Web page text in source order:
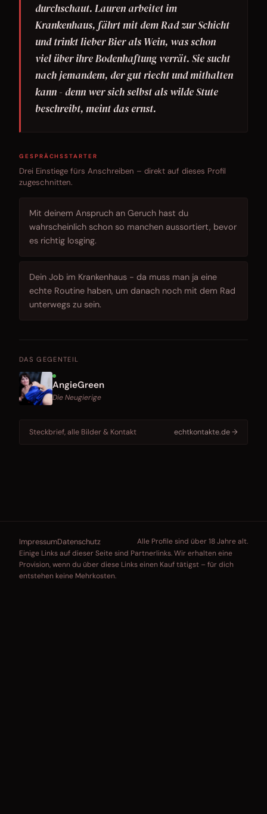
durchschaut. Lauren arbeitet im
Krankenhaus, fährt mit dem Rad zur Schicht
und trinkt lieber Bier als Wein, was schon
viel über ihre Bodenhaftung verrät. Sie sucht
nach jemandem, der gut riecht und mithalten
kann - denn wer sich selbst als wilde Stute
beschreibt, meint das ernst.
GESPRÄCHSSTARTER
Drei Einstiege fürs Anschreiben – direkt auf dieses Profil
zugeschnitten.
Mit deinem Anspruch an Geruch hast du
wahrscheinlich schon so manchen aussortiert, bevor
es richtig losging.
Dein Job im Krankenhaus - da muss man ja eine
echte Routine haben, um danach noch mit dem Rad
unterwegs zu sein.
DAS GEGENTEIL
AngieGreen
Die Neugierige
Steckbrief, alle Bilder & Kontakt echtkontakte.de →
ImpressumDatenschutz
Alle Profile sind über 18 Jahre alt.
Einige Links auf dieser Seite sind Partnerlinks. Wir erhalten eine
Provision, wenn du über diese Links einen Kauf tätigst – für dich
entstehen keine Mehrkosten.